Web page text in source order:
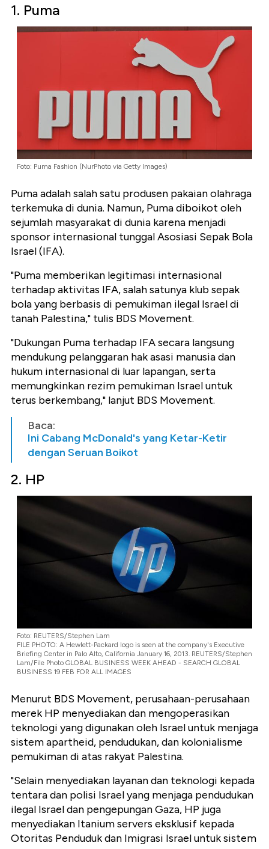
1. Puma
Foto: Puma Fashion (NurPhoto via Getty Images)
Puma adalah salah satu produsen pakaian olahraga
terkemuka di dunia. Namun, Puma diboikot oleh
sejumlah masyarakat di dunia karena menjadi
sponsor internasional tunggal Asosiasi Sepak Bola
Israel (IFA).
"Puma memberikan legitimasi internasional
terhadap aktivitas IFA, salah satunya klub sepak
bola yang berbasis di pemukiman ilegal Israel di
tanah Palestina," tulis BDS Movement.
"Dukungan Puma terhadap IFA secara langsung
mendukung pelanggaran hak asasi manusia dan
hukum internasional di luar lapangan, serta
memungkinkan rezim pemukiman Israel untuk
terus berkembang," lanjut BDS Movement.
Baca:
Ini Cabang McDonald's yang Ketar-Ketir
dengan Seruan Boikot
2. HP
Foto: REUTERS/Stephen Lam
FILE PHOTO: A Hewlett-Packard logo is seen at the company's Executive
Briefing Center in Palo Alto, California January 16, 2013. REUTERS/Stephen
Lam/File Photo GLOBAL BUSINESS WEEK AHEAD - SEARCH GLOBAL
BUSINESS 19 FEB FOR ALL IMAGES
Menurut BDS Movement, perusahaan-perusahaan
merek HP menyediakan dan mengoperasikan
teknologi yang digunakan oleh Israel untuk menjaga
sistem apartheid, pendudukan, dan kolonialisme
pemukiman di atas rakyat Palestina.
"Selain menyediakan layanan dan teknologi kepada
tentara dan polisi Israel yang menjaga pendudukan
ilegal Israel dan pengepungan Gaza, HP juga
menyediakan Itanium servers eksklusif kepada
Otoritas Penduduk dan Imigrasi Israel untuk sistem